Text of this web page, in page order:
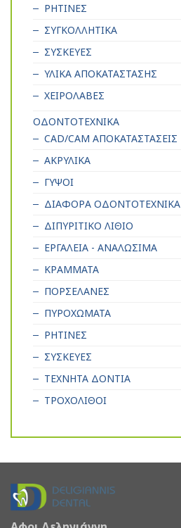
ΡΗΤΙΝΕΣ
ΣΥΓΚΟΛΛΗΤΙΚΑ
ΣΥΣΚΕΥΕΣ
ΥΛΙΚΑ ΑΠΟΚΑΤΑΣΤΑΣΗΣ
ΧΕΙΡΟΛΑΒΕΣ
ΟΔΟΝΤΟΤΕΧΝΙΚΑ
CAD/CAM ΑΠΟΚΑΤΑΣΤΑΣΕΙΣ
ΑΚΡΥΛΙΚΑ
ΓΥΨΟΙ
ΔΙΑΦΟΡΑ ΟΔΟΝΤΟΤΕΧΝΙΚΑ
ΔΙΠΥΡΙΤΙΚΟ ΛΙΘΙΟ
ΕΡΓΑΛΕΙΑ - ΑΝΑΛΩΣΙΜΑ
ΚΡΑΜΜΑΤΑ
ΠΟΡΣΕΛΑΝΕΣ
ΠΥΡΟΧΩΜΑΤΑ
ΡΗΤΙΝΕΣ
ΣΥΣΚΕΥΕΣ
ΤΕΧΝΗΤΑ ΔΟΝΤΙΑ
ΤΡΟΧΟΛΙΘΟΙ